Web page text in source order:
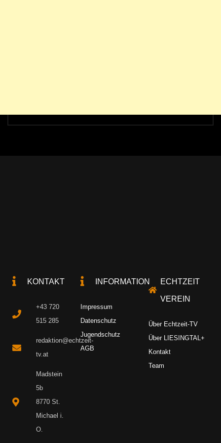
KONTAKT
+43 720
515 285
redaktion@echtzeit-
tv.at
Madstein
5b
8770 St.
Michael i.
O.
INFORMATION
Impressum
Datenschutz
Jugendschutz
AGB
ECHTZEIT
VEREIN
Über Echtzeit-TV
Über LIESINGTAL+
Kontakt
Team